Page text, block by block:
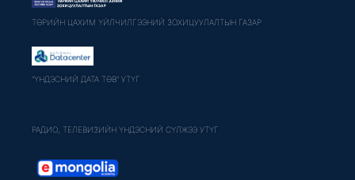
ТӨРИЙН ЦАХИМ ҮЙЛЧИЛГЭЭНИЙ ЗОХИЦУУЛАЛТЫН ГАЗАР
"ҮНДЭСНИЙ ДАТА ТӨВ" УТҮГ
РАДИО, ТЕЛЕВИЗИЙН ҮНДЭСНИЙ СҮЛЖЭЭ УТҮГ